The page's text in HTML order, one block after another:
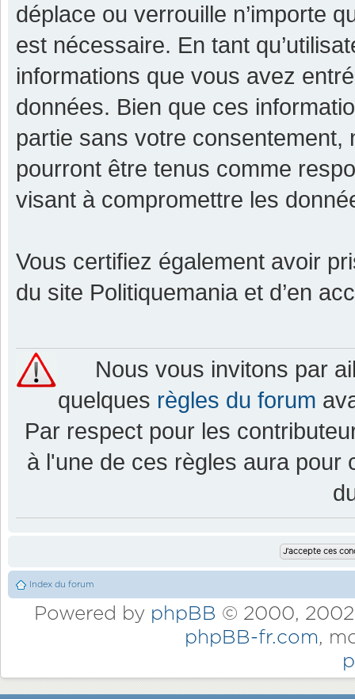
déplace ou verrouille n’importe
est nécessaire. En tant
informations que vous avez
données. Bien que ces
partie sans votre consentement,
pourront être tenus comme
visant à compromettre les
Vous certifiez également avoir
du site Politiquemania et d’en
Nous vous invitons par
quelques règles du forum
Par respect pour les
à l'une de ces règles aura pour
Index du forum
Powered by phpBB © 2000,
phpBB-fr.com,